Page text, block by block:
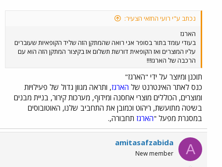
נכתב ע"י רועי החזאי הצעיר:
הארגז
בעודי עומד בתור בסופר אני רואה שהמתקן הזה שליד הקופאיות שעוברים
עליו המוצרים ואז הקופאית דורשת תשלום אז בקיצור המתקן הזה הוא עם
הרכבה של הארגז!!!
תוכנן ומיוצר על ידי "הארגז"
כנס לאתר האינטרנט של הארגז, ותראה מגוון גדול של פעילויות
ומוצרים, הכוללים מוצרי אחסנה ומידוף, מערכות קירור, בניית מבנים
בשיטה מתועשת, ריהוט וכמובן את התחביב שלנו, האוטובוסים
במסגרת מפעל "הארגז תחבורה,.
A
amitasafzabida
New member